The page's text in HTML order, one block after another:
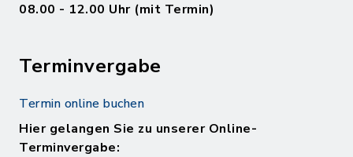
08.00 - 12.00 Uhr (mit Termin)
Terminvergabe
Termin online buchen
Hier gelangen Sie zu unserer Online-
Terminvergabe: